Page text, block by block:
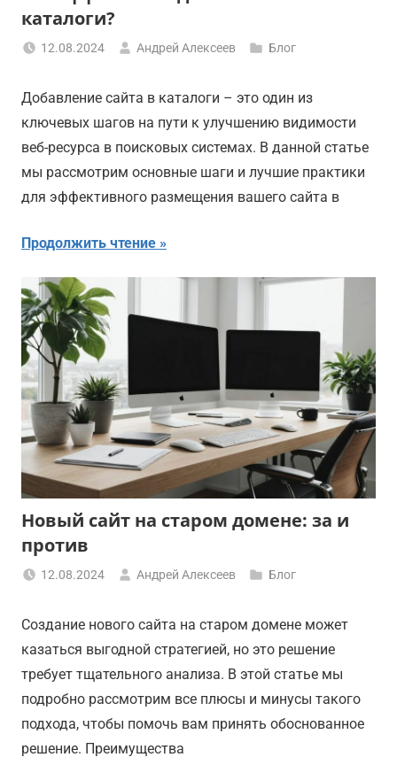
каталоги?
12.08.2024 Андрей Алексеев Блог
Добавление сайта в каталоги – это один из
ключевых шагов на пути к улучшению видимости
веб-ресурса в поисковых системах. В данной статье
мы рассмотрим основные шаги и лучшие практики
для эффективного размещения вашего сайта в
Продолжить чтение
Новый сайт на старом домене: за и
против
12.08.2024 Андрей Алексеев Блог
Создание нового сайта на старом домене может
казаться выгодной стратегией, но это решение
требует тщательного анализа. В этой статье мы
подробно рассмотрим все плюсы и минусы такого
подхода, чтобы помочь вам принять обоснованное
решение. Преимущества